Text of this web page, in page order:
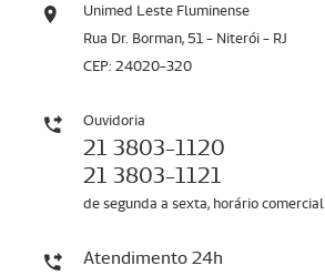
Unimed Leste Fluminense
Rua Dr. Borman, 51 - Niterói - RJ
CEP: 24020-320
Ouvidoria
21 3803-1120
21 3803-1121
de segunda a sexta, horário comercial
Atendimento 24h